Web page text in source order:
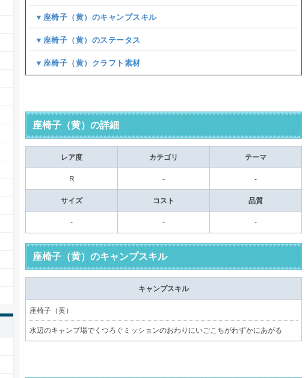
▼座椅子（黄）のキャンプスキル
▼座椅子（黄）のステータス
▼座椅子（黄）クラフト素材
座椅子（黄）の詳細
レア度 カテゴリ テーマ
R - -
サイズ コスト 品質
- - -
座椅子（黄）のキャンプスキル
キャンプスキル
座椅子（黄）
水辺のキャンプ場でくつろぐミッションのおわりにいごこちがわずかにあがる